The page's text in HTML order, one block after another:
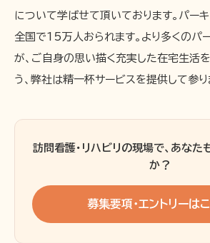
について学ばせて頂いております。パー
全国で15万人おられます。より多くのパ
が、ご自身の思い描く充実した在宅生活
う、弊社は精一杯サービスを提供して参り
訪問看護・リハビリの現場で、あなた
か？
募集要項・エントリーは